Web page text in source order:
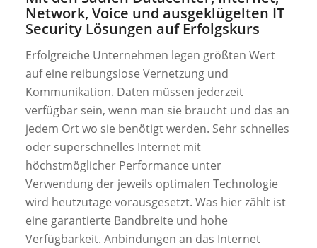
Network, Voice und ausgeklügelten IT
Security Lösungen auf Erfolgskurs
Erfolgreiche Unternehmen legen größten Wert
auf eine reibungslose Vernetzung und
Kommunikation. Daten müssen jederzeit
verfügbar sein, wenn man sie braucht und das an
jedem Ort wo sie benötigt werden. Sehr schnelles
oder superschnelles Internet mit
höchstmöglicher Performance unter
Verwendung der jeweils optimalen Technologie
wird heutzutage vorausgesetzt. Was hier zählt ist
eine garantierte Bandbreite und hohe
Verfügbarkeit. Anbindungen an das Internet